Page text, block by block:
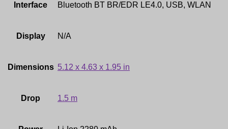
Interface Bluetooth BT BR/EDR LE4.0, USB, WLAN
Display N/A
Dimensions 5.12 x 4.63 x 1.95 in
Drop 1.5 m